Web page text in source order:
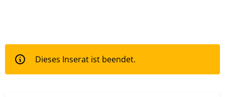
Dieses Inserat ist beendet.